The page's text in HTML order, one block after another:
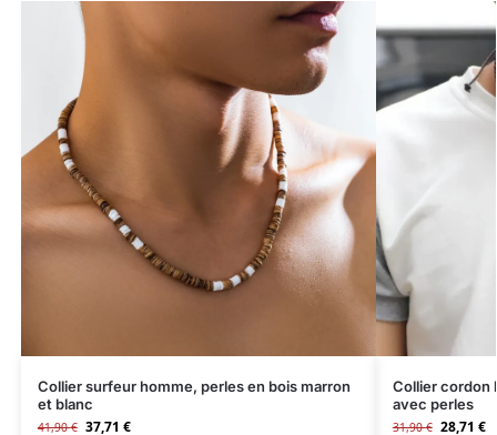
Collier surfeur homme, perles en bois marron
et blanc
41,90€ 37,71 €
Collier cordon
avec perles
31,90€ 28,71 €